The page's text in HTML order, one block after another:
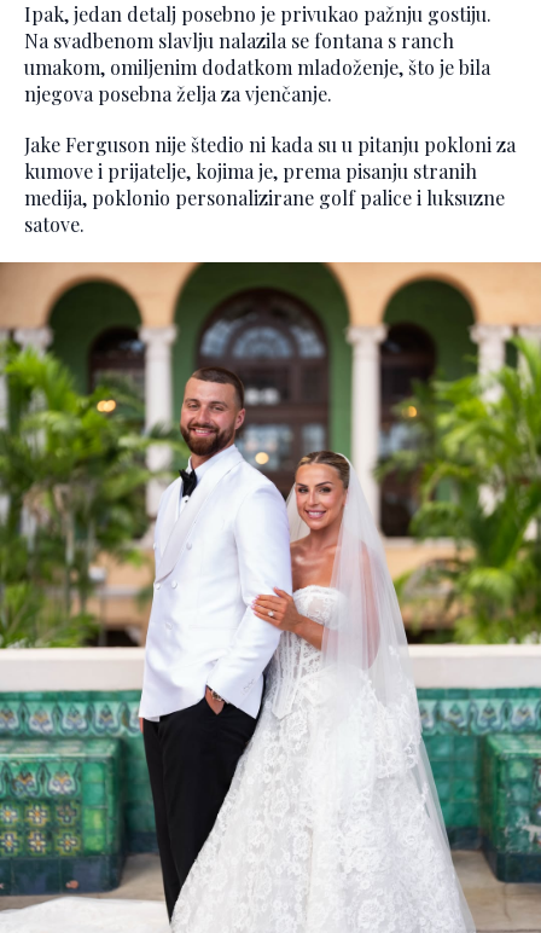
Ipak, jedan detalj posebno je privukao pažnju gostiju.
Na svadbenom slavlju nalazila se fontana s ranch
umakom, omiljenim dodatkom mladoženje, što je bila
njegova posebna želja za vjenčanje.
Jake Ferguson nije štedio ni kada su u pitanju pokloni za
kumove i prijatelje, kojima je, prema pisanju stranih
medija, poklonio personalizirane golf palice i luksuzne
satove.